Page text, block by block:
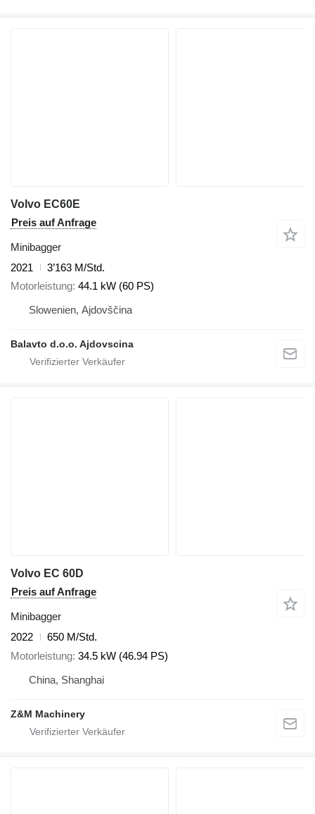
Volvo EC60E
Preis auf Anfrage
Minibagger
2021
3’163 M/Std.
Motorleistung 44.1 kW (60 PS)
Slowenien, Ajdovščina
Balavto d.o.o. Ajdovscina
Volvo EC 60D
Preis auf Anfrage
Minibagger
2022
650 M/Std.
Motorleistung 34.5 kW (46.94 PS)
China, Shanghai
Z&M Machinery